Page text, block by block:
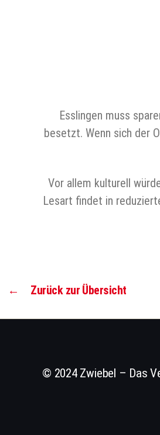
Esslingen muss
besetzt. Wenn sich der
Vor allem kulturell
Lesart findet in
← Zurück zur Übersicht
© 2024 Zwiebel – Das